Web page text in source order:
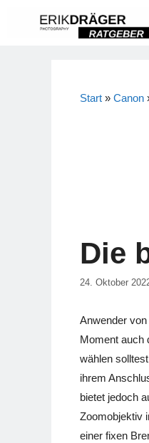
Start » Canon
Die
24. Oktober
Anwender von
Moment auch
wählen
ihrem
bietet jedoch
Zoomobjektiv
einer fixen